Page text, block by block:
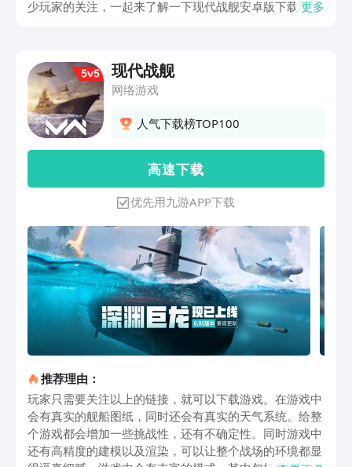
少玩家的关注，一起来了解一下现代战舰安卓版下载地更多
现代战舰
网络游戏
人气下载榜TOP100
高 速 下 载
优先用九游APP下载
推荐理由：
玩家只需要关注以上的链接，就可以下载游戏。在游戏中
会有真实的舰船图纸，同时还会有真实的天气系统。给整
个游戏都会增加一些挑战性，还有不确定性。同时游戏中
还有高精度的建模以及渲染，可以让整个战场的环境都显